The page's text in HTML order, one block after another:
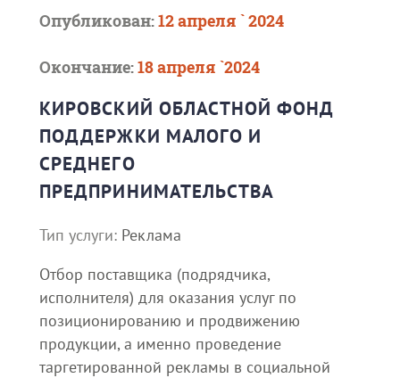
Опубликован:12 апреля ` 2024
Окончание:18 апреля `2024
КИРОВСКИЙ ОБЛАСТНОЙ ФОНД
ПОДДЕРЖКИ МАЛОГО И
СРЕДНЕГО
ПРЕДПРИНИМАТЕЛЬСТВА
Тип услуги: Реклама
Отбор поставщика (подрядчика,
исполнителя) для оказания услуг по
позиционированию и продвижению
продукции, а именно проведение
таргетированной рекламы в социальной